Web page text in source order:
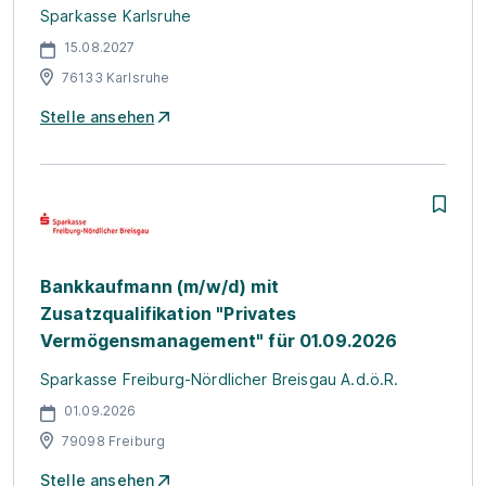
Sparkasse Karlsruhe
15.08.2027
76133 Karlsruhe
Stelle ansehen
Bankkaufmann (m/w/d) mit
Zusatzqualifikation "Privates
Vermögensmanagement" für 01.09.2026
Sparkasse Freiburg-Nördlicher Breisgau A.d.ö.R.
01.09.2026
79098 Freiburg
Stelle ansehen